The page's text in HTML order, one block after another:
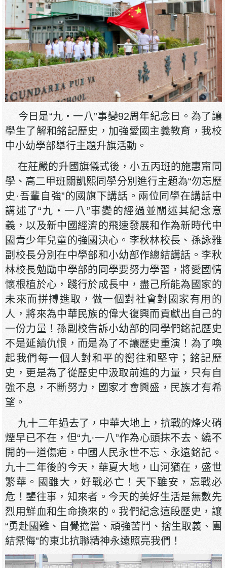
今日是“九‧一八”事變92周年紀念日。為了讓
學生了解和銘記歷史，加強愛國主義教育，我校
中小幼學部舉行主題升旗活動。
在莊嚴的升國旗儀式後，小五丙班的施惠甯同
學、高二甲班關凱熙同學分別進行主題為“勿忘歷
史·吾輩自強”的國旗下講話。兩位同學在講話中
講述了“九‧一八”事變的經過並闡述其紀念意
義，以及新中國經濟的飛速發展和作為新時代中
國青少年兒童的強國決心。李秋林校長、孫詠雅
副校長分別在中學部和小幼部作總結講話。李秋
林校長勉勵中學部的同學要努力學習，將愛國情
懷根植於心，踐行於成長中，盡己所能為國家的
未來而拼搏進取，做一個對社會對國家有用的
人，將來為中華民族的偉大復興而貢獻出自己的
一份力量！孫副校告訴小幼部的同學們銘記歷史
不是延續仇恨，而是為了不讓歷史重演！為了喚
起我們每一個人對和平的嚮往和堅守；銘記歷
史，更是為了從歷史中汲取前進的力量，只有自
強不息，不斷努力，國家才會興盛，民族才有希
望。
九十二年過去了，中華大地上，抗戰的烽火硝
煙早已不在，但“九·一八”作為心頭抹不去、繞不
開的一道傷疤，中國人民永世不忘、永遠銘記。
九十二年後的今天，華夏大地，山河猶在，盛世
繁華。國雖大，好戰必亡！天下雖安，忘戰必
危！鑒往事，知來者。今天的美好生活是無數先
烈用鮮血和生命換來的。我們紀念這段歷史，讓
“勇赴國難、自覺擔當、頑強苦鬥、捨生取義、團
結禦侮”的東北抗聯精神永遠照亮我們！